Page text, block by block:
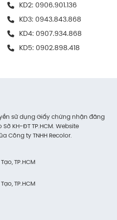
mặt
giấy trắng ở cả mặt
lại cảm giác tinh tế đồng
cho các sản phẩm cần
các doanh nghiệp có thể
và thêm hướng dẫn sử
phẩm bên trong mà vẫn
tổng thể.
trắng trong ngoài cũng
được bảo vệ tốt hơn,
ứng với các chất từ lớp
KD2: 0906.901.136
KD3: 0943.843.868
KD4: 0907.934.868
KD5: 0902.898.418
sử dụng Giấy chứng nhận đăng
KH-ĐT TP.HCM. Website
Công ty TNHH Recolor.
TP.HCM
TP.HCM